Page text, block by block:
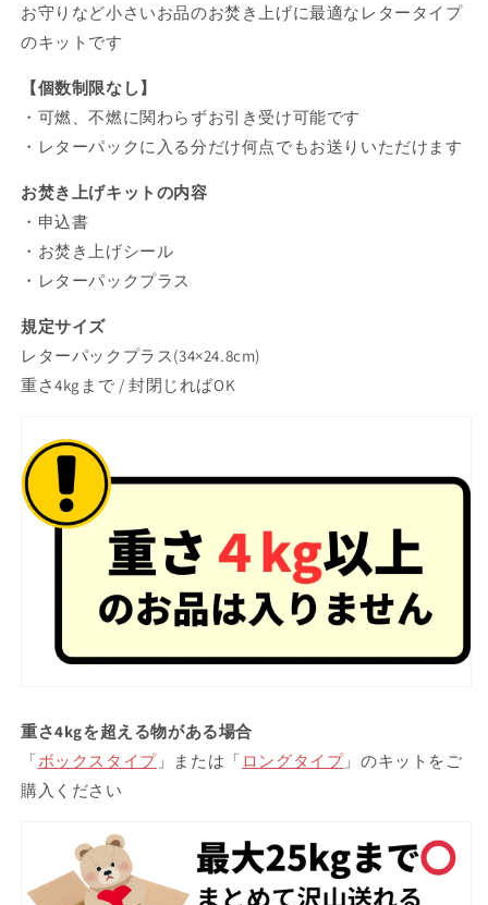
数
量
減
ら
す
数
や
す
お守りなど小さいお品のお焚き上げに最適なレタータイプ
のキットです
【個数制限なし】
・可燃、不燃に関わらずお引き受け可能です
・レターパックに入る分だけ何点でもお送りいただけます
お焚き上げキットの内容
・申込書
・お焚き上げシール
・レターパックプラス
規定サイズ
レターパックプラス(34×24.8cm)
重さ4kgまで / 封閉じればOK
重さ4kgを超える物がある場合
「ボックスタイプ」または「 ロングタイプ」のキットをご
購入ください